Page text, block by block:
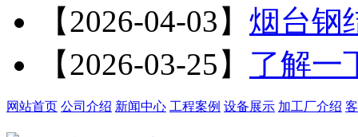
【2026-04-03】 烟台钢
【2026-03-25】 了解一
网站首页 公司介绍 新闻中心 工程案例 设备展示 加工厂介绍